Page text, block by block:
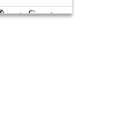
মহাসচিব পদে